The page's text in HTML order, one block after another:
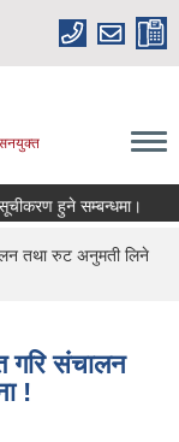
हुने सम्बन्धमा।
तथा रुट अनुमती लिने
गरि संचालन
!